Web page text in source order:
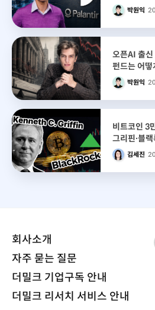
박원익
오픈AI 출
펀드는 어
‘레버리지의
박원익
비트코인 3
그리핀∙블
김세진
회사소개
자주 묻는 질문
더밀크 기업구독 안내
더밀크 리서치 서비스 안내